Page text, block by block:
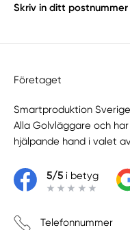
Skriv in ditt postnummer
Företaget
Smartproduktion
Alla Golvläggare och
hjälpande hand i valet
5/5i betyg
Telefonnummer